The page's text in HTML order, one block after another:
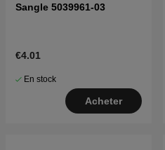
Sangle 5039961-03
€4.01
En stock
Acheter